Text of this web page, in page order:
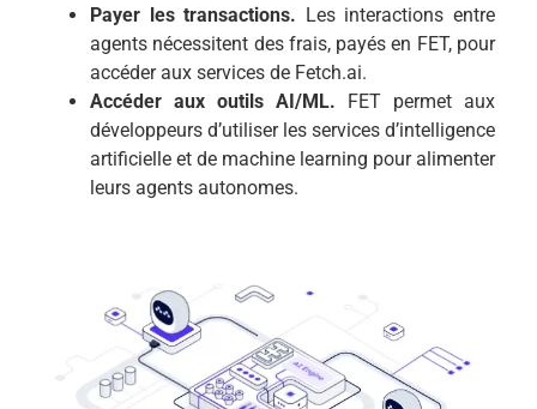
Payer les transactions. Les interactions entre
agents nécessitent des frais, payés en FET, pour
accéder aux services de Fetch.ai.
Accéder aux outils AI/ML. FET permet aux
développeurs d’utiliser les services d’intelligence
artificielle et de machine learning pour alimenter
leurs agents autonomes.